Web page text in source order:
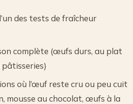
des tests de fraîcheur
complète (œufs durs, au plat
pâtisseries)
où l’œuf reste cru ou peu cuit
mousse au chocolat, œufs à la